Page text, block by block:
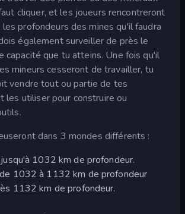
cliquer, et les joueurs rencontreront
profondeurs des mines qu'il faudra
également surveiller de près le
capacité que tu atteins. Une fois qu'il
mineurs cesseront de travailler, tu
vendre tout ou partie de tes
les utiliser pour construire ou
dans 3 mondes différents :
jusqu'à 1032 km de profondeur.
1032 à 1132 km de profondeur
1132 km de profondeur.